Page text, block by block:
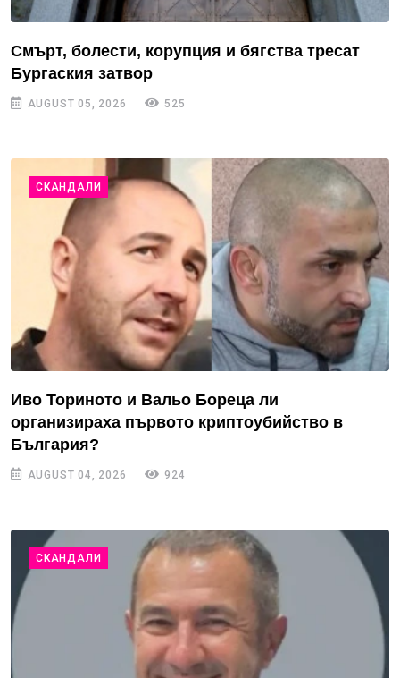
Смърт, болести, корупция и бягства тресат
Бургаския затвор
AUGUST 05, 2026 525
СКАНДАЛИ
Иво Ториното и Вальо Бореца ли
организираха първото криптоубийство в
България?
AUGUST 04, 2026 924
СКАНДАЛИ